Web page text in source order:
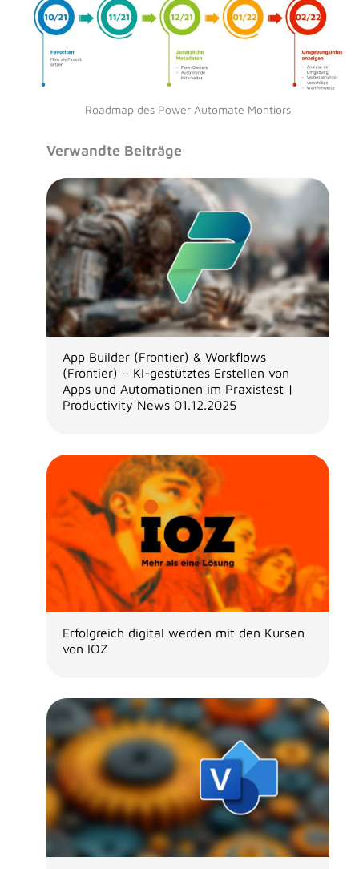
Roadmap des Power Automate Montiors
Verwandte Beiträge
App Builder (Frontier) & Workflows
(Frontier) – KI-gestütztes Erstellen von
Apps und Automationen im Praxistest |
Productivity News 01.12.2025
Erfolgreich digital werden mit den Kursen
von IOZ